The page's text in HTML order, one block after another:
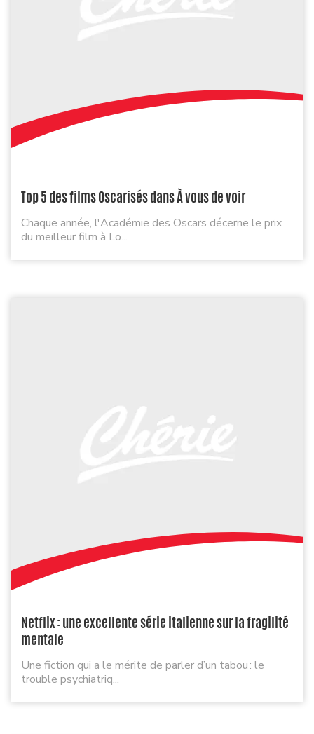
Top 5 des films Oscarisés dans À vous de voir
Chaque année, l'Académie des Oscars décerne le prix
du meilleur film à Lo...
Netflix : une excellente série italienne sur la fragilité
mentale
Une fiction qui a le mérite de parler d’un tabou : le
trouble psychiatriq...